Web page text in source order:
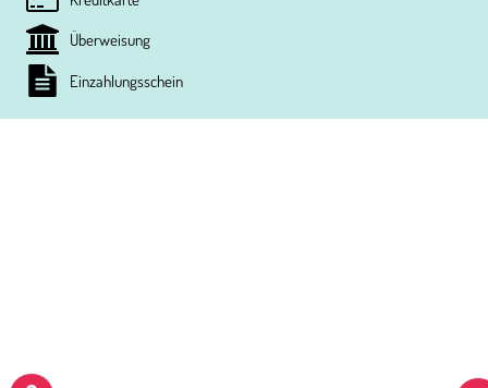
Überweisung
Einzahlungsschein